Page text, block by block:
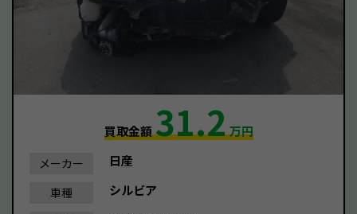
買取金額31.2万円
メーカー 日産
車種 シルビア